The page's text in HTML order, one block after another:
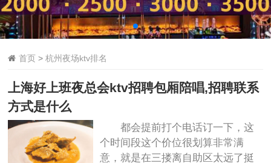
首页 >杭州夜场ktv排名
上海好上班夜总会ktv招聘包厢陪唱,招聘联系
方式是什么
都会提前打个电话订一下，这
个时间段这个价位很划算非常满
意，就是在三搂离自助区太远了挺